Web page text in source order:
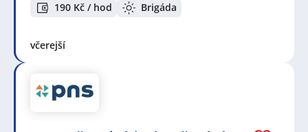
190 Kč / hod Brigáda
včerejší